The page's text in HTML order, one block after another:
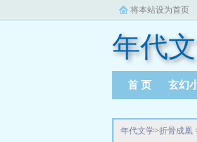
将本站设为首页
年代
首 页 玄幻
年代文学>折骨成凰